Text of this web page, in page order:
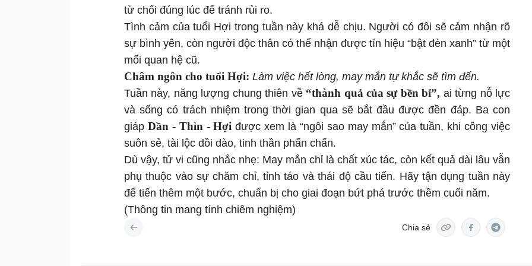
từ chối đúng lúc để tránh rủi ro.
Tình cảm của tuổi Hợi trong tuần này khá dễ chịu. Người có đôi sẽ cảm nhận rõ
sự bình yên, còn người độc thân có thể nhận được tín hiệu “bật đèn xanh” từ một
mối quan hệ cũ.
Châm ngôn cho tuổi Hợi: Làm việc hết lòng, may mắn tự khắc sẽ tìm đến.
Tuần này, năng lượng chung thiên về “thành quả của sự bền bỉ”, ai từng nỗ lực
và sống có trách nhiệm trong thời gian qua sẽ bắt đầu được đền đáp. Ba con
giáp Dần - Thìn - Hợi được xem là “ngôi sao may mắn” của tuần, khi công việc
suôn sẻ, tài lộc dồi dào, tinh thần phấn chấn.
Dù vậy, tử vi cũng nhắc nhẹ: May mắn chỉ là chất xúc tác, còn kết quả dài lâu vẫn
phụ thuộc vào sự chăm chỉ, tỉnh táo và thái độ cầu tiến. Hãy tận dụng tuần này
để tiến thêm một bước, chuẩn bị cho giai đoạn bứt phá trước thềm cuối năm.
(Thông tin mang tính chiêm nghiệm)
Chia sẻ